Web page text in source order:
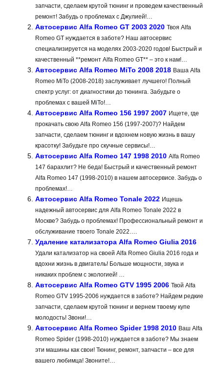
запчасти, сделаем крутой тюнинг и проведем качественный
ремонт! Забудь о проблемах с Джулией!…
Автосервис Alfa Romeo GT 2003 2020 Твоя Alfa
Romeo GT нуждается в заботе? Наш автосервис
специализируется на моделях 2003-2020 годов! Быстрый и
качественный **ремонт Alfa Romeo GT** – это к нам!…
Автосервис Alfa Romeo MiTo 2008 2018 Ваша Alfa
Romeo MiTo (2008-2018) заслуживает лучшего! Полный
спектр услуг: от диагностики до тюнинга. Забудьте о
проблемах с вашей MiTo!…
Автосервис Alfa Romeo 156 1997 2007 Ищете, где
прокачать свою Alfa Romeo 156 (1997-2007)? Найдем
запчасти, сделаем тюнинг и вдохнем новую жизнь в вашу
красотку! Забудьте про скучные сервисы!…
Автосервис Alfa Romeo 147 1998 2010 Alfa Romeo
147 барахлит? Не беда! Быстрый и качественный ремонт
Alfa Romeo 147 (1998-2010) в нашем автосервисе. Забудь о
проблемах!…
Автосервис Alfa Romeo Tonale 2022 Ищешь
надежный автосервис для Alfa Romeo Tonale 2022 в
Москве? Забудь о проблемах! Профессиональный ремонт и
обслуживание твоего Tonale 2022….
Удаление катализатора Alfa Romeo Giulia 2016
Удали катализатор на своей Alfa Romeo Giulia 2016 года и
вдохни жизнь в двигатель! Больше мощности, звука и
никаких проблем с экологией! …
Автосервис Alfa Romeo GTV 1995 2006 Твой Alfa
Romeo GTV 1995-2006 нуждается в заботе? Найдем редкие
запчасти, сделаем крутой тюнинг и вернем твоему купе
молодость! Звони!…
Автосервис Alfa Romeo Spider 1998 2010 Ваш Alfa
Romeo Spider (1998-2010) нуждается в заботе? Мы знаем
эти машины как свои! Тюнинг, ремонт, запчасти – все для
вашего любимца! Звоните!…